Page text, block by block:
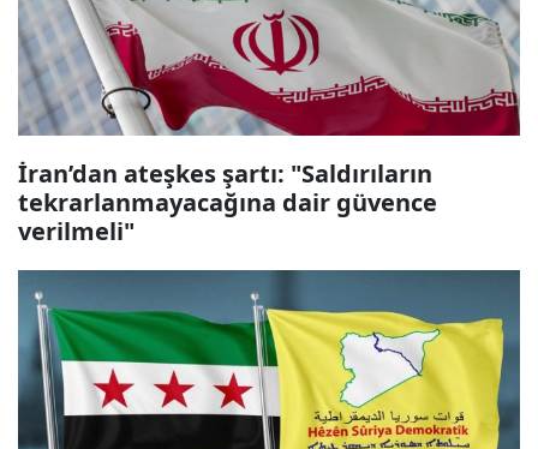
İran’dan ateşkes şartı: "Saldırıların
tekrarlanmayacağına dair güvence
verilmeli"